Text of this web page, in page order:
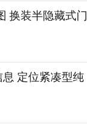
换装半隐藏式门
定位紧凑型纯